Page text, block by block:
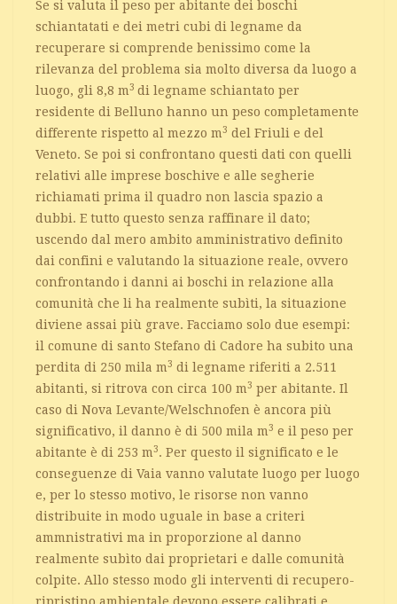
Se si valuta il peso per abitante dei boschi
schiantatati e dei metri cubi di legname da
recuperare si comprende benissimo come la
rilevanza del problema sia molto diversa da luogo a
luogo, gli 8,8 m3 di legname schiantato per
residente di Belluno hanno un peso completamente
differente rispetto al mezzo m3 del Friuli e del
Veneto. Se poi si confrontano questi dati con quelli
relativi alle imprese boschive e alle segherie
richiamati prima il quadro non lascia spazio a
dubbi. E tutto questo senza raffinare il dato;
uscendo dal mero ambito amministrativo definito
dai confini e valutando la situazione reale, ovvero
confrontando i danni ai boschi in relazione alla
comunità che li ha realmente subìti, la situazione
diviene assai più grave. Facciamo solo due esempi:
il comune di santo Stefano di Cadore ha subito una
perdita di 250 mila m3 di legname riferiti a 2.511
abitanti, si ritrova con circa 100 m3 per abitante. Il
caso di Nova Levante/Welschnofen è ancora più
significativo, il danno è di 500 mila m3 e il peso per
abitante è di 253 m3. Per questo il significato e le
conseguenze di Vaia vanno valutate luogo per luogo
e, per lo stesso motivo, le risorse non vanno
distribuite in modo uguale in base a criteri
ammnistrativi ma in proporzione al danno
realmente subìto dai proprietari e dalle comunità
colpite. Allo stesso modo gli interventi di recupero-